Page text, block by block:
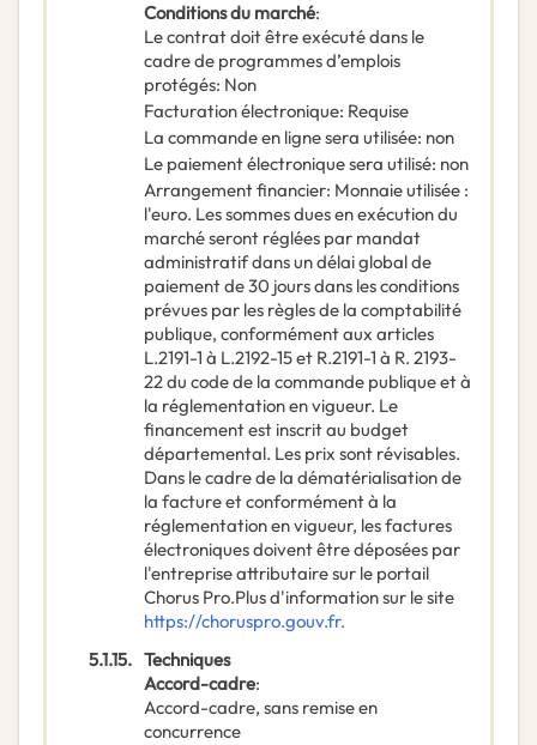
Conditions du marché:
Le contrat doit être exécuté dans le
cadre de programmes d’emplois
protégés: Non
Facturation électronique: Requise
La commande en ligne sera utilisée: non
Le paiement électronique sera utilisé: non
Arrangement financier: Monnaie utilisée :
l'euro. Les sommes dues en exécution du
marché seront réglées par mandat
administratif dans un délai global de
paiement de 30 jours dans les conditions
prévues par les règles de la comptabilité
publique, conformément aux articles
L.2191-1 à L.2192-15 et R.2191-1 à R. 2193-
22 du code de la commande publique et à
la réglementation en vigueur. Le
financement est inscrit au budget
départemental. Les prix sont révisables.
Dans le cadre de la dématérialisation de
la facture et conformément à la
réglementation en vigueur, les factures
électroniques doivent être déposées par
l'entreprise attributaire sur le portail
Chorus Pro.Plus d'information sur le site
https://choruspro.gouv.fr.
5.1.15. Techniques
Accord-cadre:
Accord-cadre, sans remise en
concurrence